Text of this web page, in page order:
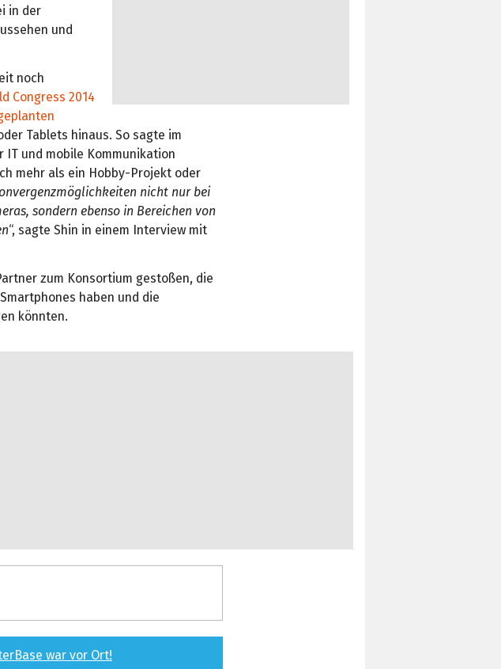
in der
und
noch
Congress 2014
Tablets hinaus. So sagte im
IT und mobile Kommunikation
mehr als ein Hobby-Projekt oder
nicht nur bei
sondern ebenso in Bereichen von
“, sagte Shin in einem Interview mit
zum Konsortium gestoßen, die
haben und die
könnten.
war vor Ort!